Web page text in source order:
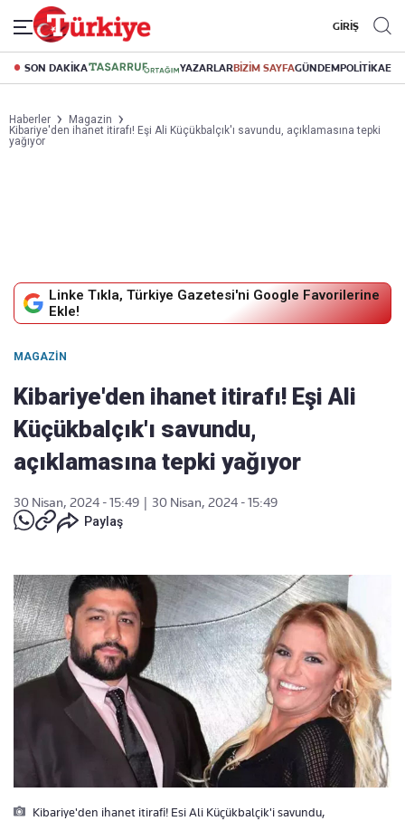
GİRİŞ
SON DAKİKA YAZARLARBİZİM SAYFAGÜNDEMPOLİTİKA
Haberler
Magazin
Kibariye'den ihanet itirafı! Eşi Ali Küçükbalçık'ı savundu, açıklamasına tepki
yağıyor
Linke Tıkla, Türkiye Gazetesi'ni Google Favorilerine
Ekle!
MAGAZIN
Kibariye'den ihanet itirafı! Eşi Ali
Küçükbalçık'ı savundu,
açıklamasına tepki yağıyor
30 Nisan, 2024 - 15:49
30 Nisan, 2024 - 15:49
Paylaş
Kibariye'den ihanet itirafi! Esi Ali Küçükbalçik'i savundu,